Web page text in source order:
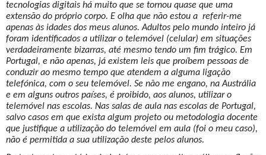
tecnologias digitais há muito que se tornou quase que uma
extensão do próprio corpo. E olha que não estou a referir-me
apenas às idades dos meus alunos. Adultos pelo mundo inteiro já
foram identificados a utilizar o telemóvel (celular) em situações
verdadeiramente bizarras, até mesmo tendo um fim trágico. Em
Portugal, e não apenas, já existem leis que proíbem pessoas de
conduzir ao mesmo tempo que atendem a alguma ligação
telefónica, com o seu telemóvel. Se não me engano, na Austrália
e em alguns outros países, é proibido, aos alunos, utilizar o
telemóvel nas escolas. Nas salas de aula nas escolas de Portugal,
salvo casos em que exista algum projeto ou metodologia docente
que justifique a utilização do telemóvel em aula (foi o meu caso),
não é permitida a sua utilização deste pelos alunos.